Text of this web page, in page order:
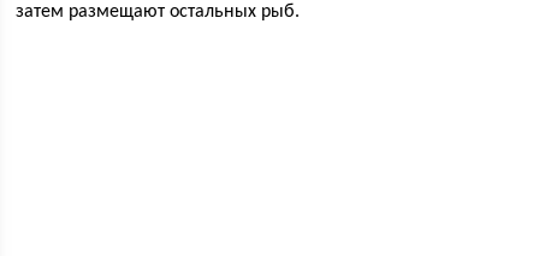
затем размещают остальных рыб.